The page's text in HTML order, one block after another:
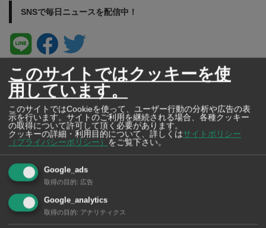
SNSで毎日ニュースを配信中！
このサイトではクッキーを使
用しています。
このサイトではCookieを使って、ユーザー行動の分析や広告の表
示を行います。サイトのご利用を継続される場合、各種クッキー
の取得について許可して頂く必要があります。
クッキーの詳細・利用目的について、詳しくはサイトポリシー
（プライバシーポリシー）
をご覧下さい。
Google_ads
取得の目的: 広告
Google_analytics
取得の目的: アナリティクス